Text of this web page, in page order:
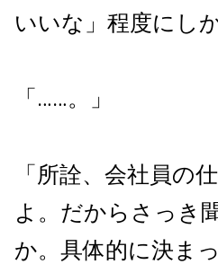
いいな」程度にし
「……。」
「所詮、会社員の
よ。だからさっき
か。具体的に決ま